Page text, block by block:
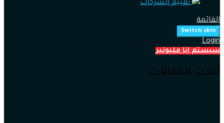
تقييم الشركات
القائمة
Switch skin
Login
سيستم انا مليونير
أحدث المقالات